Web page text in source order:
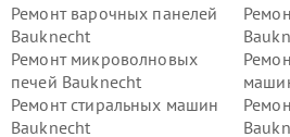
Ремонт варочных панелей
Bauknecht
Ремонт микроволновых
печей Bauknecht
Ремонт стиральных машин
Bauknecht